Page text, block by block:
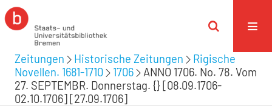
Zeitungen Historische Zeitungen
Rigische
Novellen. 1681-1710
1706
ANNO 1706. No. 78. Vom
27. SEPTEMBR. Donnerstag. {} [08.09.1706-
02.10.1706] [27.09.1706]